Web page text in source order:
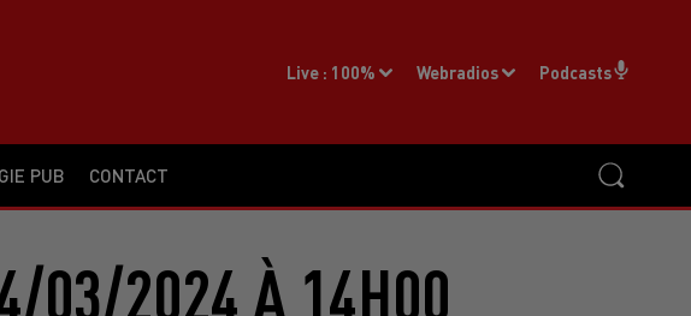
PUB CONTACT
Live : 100% Webradios Podcasts
03/2024 À 14H00